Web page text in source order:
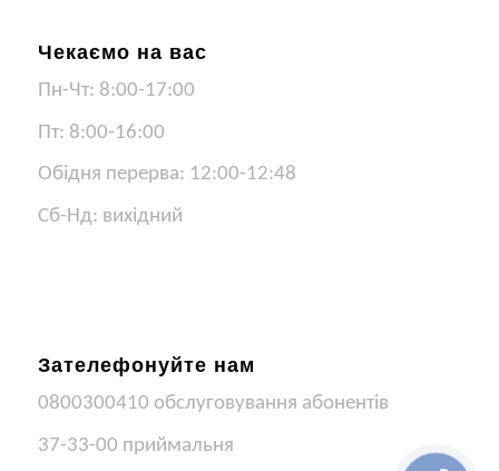
Чекаємо на вас
Пн-Чт: 8:00-17:00
Пт: 8:00-16:00
Обідня перерва: 12:00-12:48
Сб-Нд: вихідний
Зателефонуйте нам
0800300410 обслуговування абонентів
37-33-00 приймальня